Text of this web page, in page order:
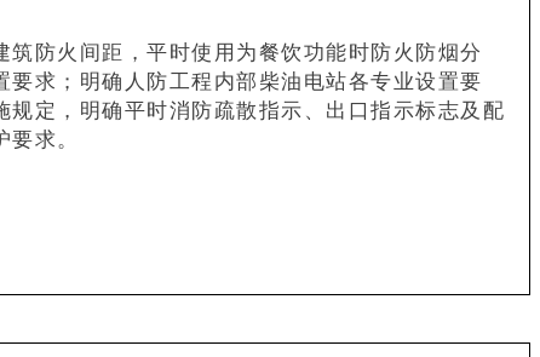
防火间距，平时使用为餐饮功能时防火防烟分
求；明确人防工程内部柴油电站各专业设置要
定，明确平时消防疏散指示、出口指示标志及配
求。